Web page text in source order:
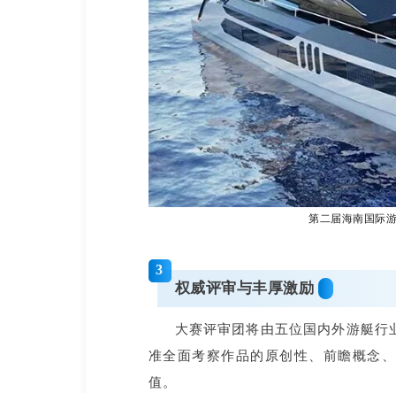
第二届海南国际
3
权威评审与丰厚激励
大赛评审团将由五位国内外游艇
准全面考察作品的原创性、前瞻概念
值。